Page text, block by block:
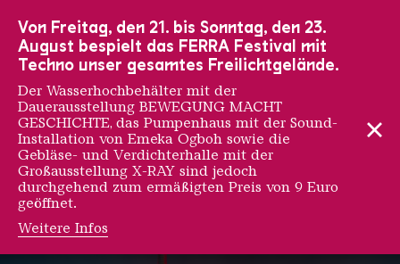
Von Freitag, den 21. bis Sonntag, den 23.
August bespielt das FERRA Festival mit
Techno unser gesamtes Freilichtgelände.
Der Wasserhochbehälter mit der
Dauerausstellung BEWEGUNG MACHT
GESCHICHTE, das Pumpenhaus mit der Sound-
Installation von Emeka Ogboh sowie die
Gebläse- und Verdichterhalle mit der
Großausstellung X-RAY sind jedoch
durchgehend zum ermäßigten Preis von 9 Euro
geöffnet.
Weitere Infos